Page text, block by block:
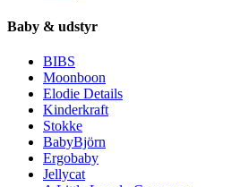
Baby & udstyr
BIBS
Moonboon
Elodie Details
Kinderkraft
Stokke
BabyBjörn
Ergobaby
Jellycat